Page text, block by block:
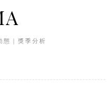
態｜獎季分析